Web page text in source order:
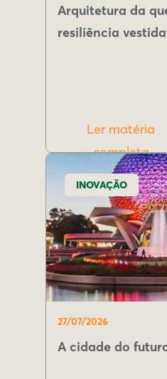
Arquitetura da
resiliência
Ler matéria
completa
INOVAÇÃO
27/07/2026
A cidade do